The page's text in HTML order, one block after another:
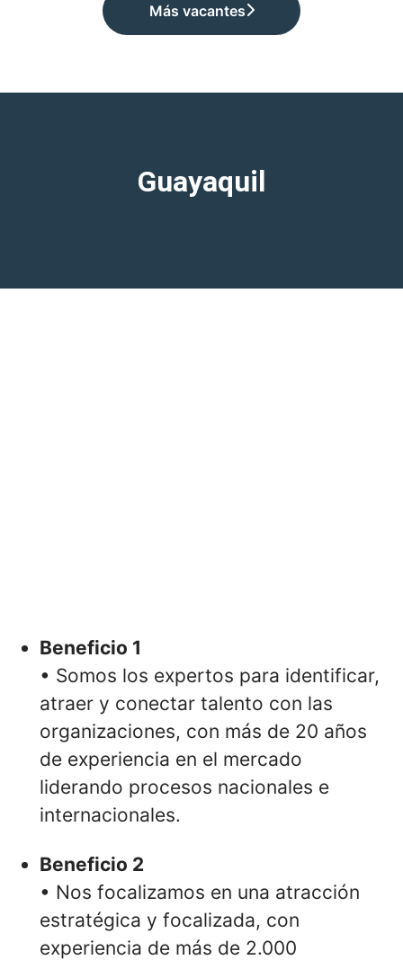
Más vacantes
Guayaquil
Beneficio 1
• Somos los expertos para identificar,
atraer y conectar talento con las
organizaciones, con más de 20 años
de experiencia en el mercado
liderando procesos nacionales e
internacionales.
Beneficio 2
• Nos focalizamos en una atracción
estratégica y focalizada, con
experiencia de más de 2.000